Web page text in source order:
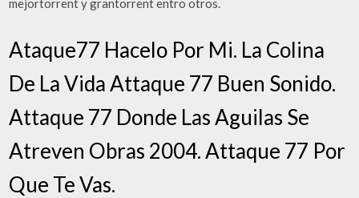
mejortorrent y grantorrent entro otros.
Ataque77 Hacelo Por Mi. La Colina
De La Vida Attaque 77 Buen Sonido.
Attaque 77 Donde Las Aguilas Se
Atreven Obras 2004. Attaque 77 Por
Que Te Vas.